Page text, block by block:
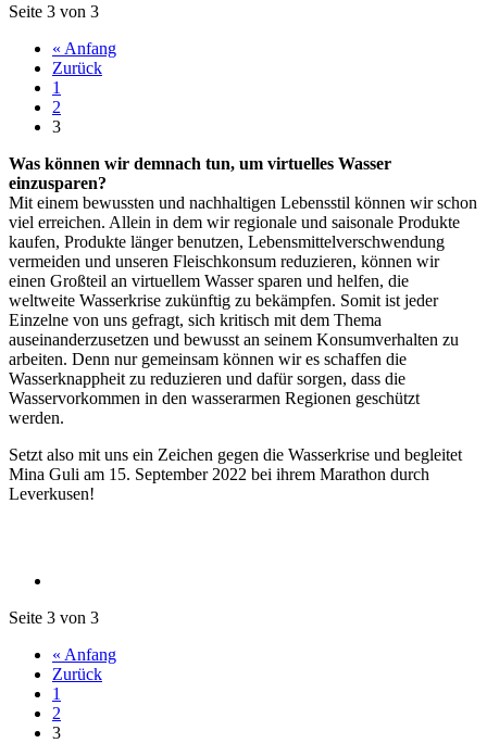
Seite 3 von 3
« Anfang
Zurück
1
2
3
Was können wir demnach tun, um virtuelles Wasser
einzusparen?
Mit einem bewussten und nachhaltigen Lebensstil können wir schon
viel erreichen. Allein in dem wir regionale und saisonale Produkte
kaufen, Produkte länger benutzen, Lebensmittelverschwendung
vermeiden und unseren Fleischkonsum reduzieren, können wir
einen Großteil an virtuellem Wasser sparen und helfen, die
weltweite Wasserkrise zukünftig zu bekämpfen. Somit ist jeder
Einzelne von uns gefragt, sich kritisch mit dem Thema
auseinanderzusetzen und bewusst an seinem Konsumverhalten zu
arbeiten. Denn nur gemeinsam können wir es schaffen die
Wasserknappheit zu reduzieren und dafür sorgen, dass die
Wasservorkommen in den wasserarmen Regionen geschützt
werden.
Setzt also mit uns ein Zeichen gegen die Wasserkrise und begleitet
Mina Guli am 15. September 2022 bei ihrem Marathon durch
Leverkusen!
Seite 3 von 3
« Anfang
Zurück
1
2
3